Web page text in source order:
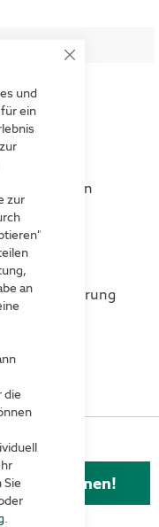
Close
und
ein
zur
an
die
schieben
der Markierung
kennzeichnen!